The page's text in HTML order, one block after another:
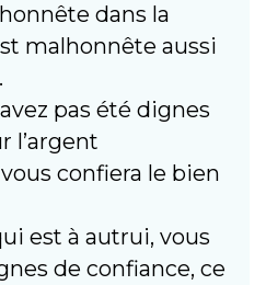
dans la
malhonnête aussi
pas été dignes
l’argent
confiera le bien
est à autrui, vous
de confiance, ce